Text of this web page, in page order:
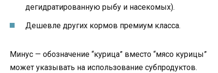
дегидратированную рыбу и насекомых).
Дешевле других кормов премиум класса.
Минус — обозначение “курица” вместо “мясо курицы”
может указывать на использование субпродуктов.